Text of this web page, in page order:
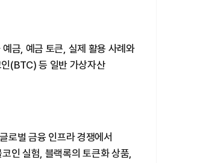
금, 예금 토큰, 실제 활용 사례와
(BTC) 등 일반 가상자산
로벌 금융 인프라 경쟁에서
인 실험, 블랙록의 토큰화 상품,